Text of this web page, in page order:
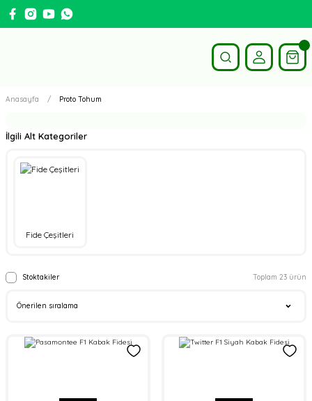
Anasayfa Proto Tohum
İlgili Alt Kategoriler
Fide Çeşitleri
Stoktakiler Toplam 23 ürün